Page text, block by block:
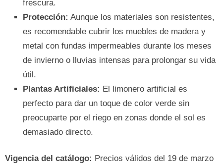
frescura.
Protección: Aunque los materiales son resistentes,
es recomendable cubrir los muebles de madera y
metal con fundas impermeables durante los meses
de invierno o lluvias intensas para prolongar su vida
útil.
Plantas Artificiales: El limonero artificial es
perfecto para dar un toque de color verde sin
preocuparte por el riego en zonas donde el sol es
demasiado directo.
Vigencia del catálogo: Precios válidos del 19 de marzo